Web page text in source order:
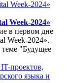
Week-2024»
в первом дне
Week-2024».
теме "Будущее